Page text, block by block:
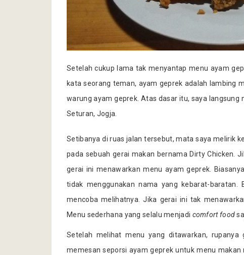
Setelah cukup lama tak menyantap menu ayam
kata seorang teman, ayam geprek adalah lambing
warung ayam geprek. Atas dasar itu, saya
Seturan, Jogja.
Setibanya di ruas jalan tersebut, mata saya melirik
pada sebuah gerai makan bernama Dirty Chicken.
gerai ini menawarkan menu ayam geprek.
tidak menggunakan nama yang kebarat-
mencoba melihatnya. Jika gerai ini tak
Menu sederhana yang selalu menjadi comfort food
Setelah melihat menu yang ditawarkan,
memesan seporsi ayam geprek untuk menu